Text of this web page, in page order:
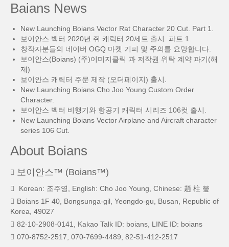
Baians News
New Launching Boians Vector Rat Character 20 Cut. Part 1.
보이안스 벡터 2020년 쥐 캐릭터 20세트 출시. 파트 1.
창작자분들의 네이버 OGQ 마켓 기피 및 주의를 요망합니다.
보이안스(Boians) (주)이미지클릭 과 저작권 위탁 계약 파기(해
제)
보이안스 캐릭터 주문 제작 (오더페이지) 출시.
New Launching Boians Cho Joo Young Custom Order
Character.
보이안스 벡터 비행기와 항공기 캐릭터 시리즈 106컷 출시.
New Launching Boians Vector Airplane and Aircraft character
series 106 Cut.
About Boians
보이안스™ (Boians™)
Korean: 조주영, English: Cho Joo Young, Chinese: 趙 柱 瑩
Boians 1F 40, Bongsunga-gil, Yeongdo-gu, Busan, Republic of
Korea, 49027
82-10-2908-0141, Kakao Talk ID: boians, LINE ID: boians
070-8752-2517, 070-7699-4489, 82-51-412-2517